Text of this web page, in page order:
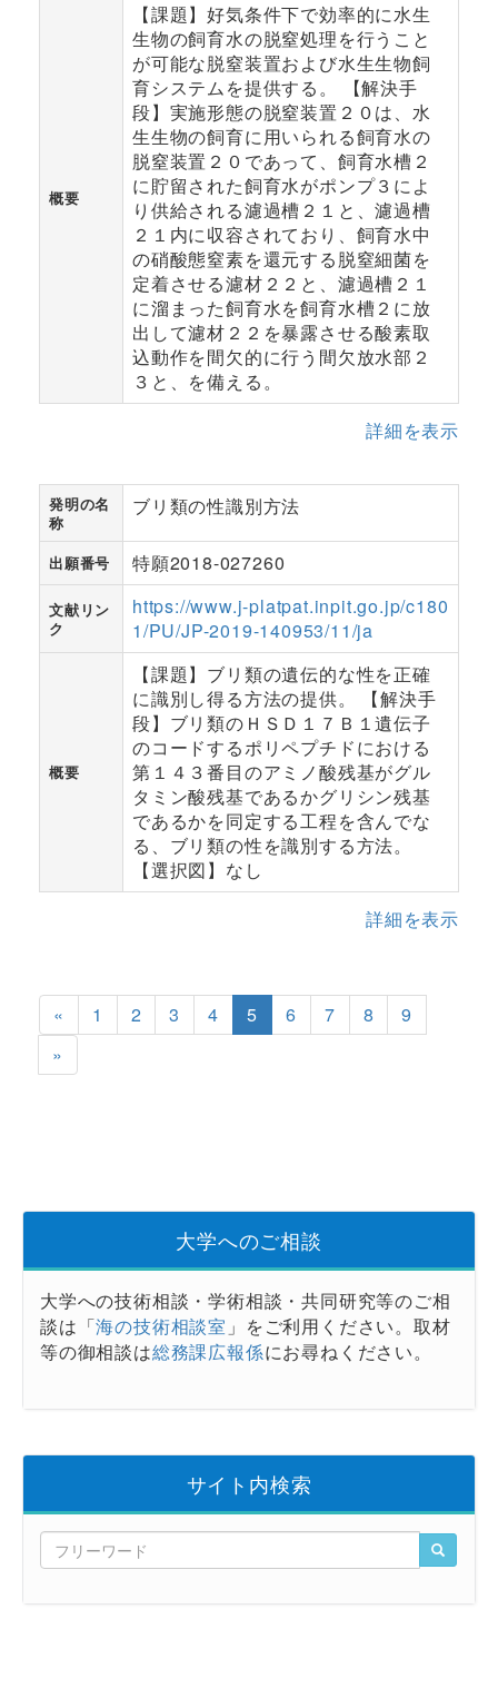
概要
【課題】好気条件下で効率的に水生
生物の飼育水の脱窒処理を行うこと
が可能な脱窒装置および水生生物飼
育システムを提供する。 【解決手
段】実施形態の脱窒装置２０は、水
生生物の飼育に用いられる飼育水の
脱窒装置２０であって、飼育水槽２
に貯留された飼育水がポンプ３によ
り供給される濾過槽２１と、濾過槽
２１内に収容されており、飼育水中
の硝酸態窒素を還元する脱窒細菌を
定着させる濾材２２と、濾過槽２１
に溜まった飼育水を飼育水槽２に放
出して濾材２２を暴露させる酸素取
込動作を間欠的に行う間欠放水部２
３と、を備える。
詳細を表示
発明の名
称
ブリ類の性識別方法
出願番号 特願2018-027260
文献リン
ク
https://www.j-platpat.inpit.go.jp/c180
1/PU/JP-2019-140953/11/ja
概要
【課題】ブリ類の遺伝的な性を正確
に識別し得る方法の提供。 【解決手
段】ブリ類のＨＳＤ１７Ｂ１遺伝子
のコードするポリペプチドにおける
第１４３番目のアミノ酸残基がグル
タミン酸残基であるかグリシン残基
であるかを同定する工程を含んでな
る、ブリ類の性を識別する方法。
【選択図】なし
詳細を表示
« 1 2 3 4 5 6 7 8
9
»
大学へのご相談
大学への技術相談・学術相談・共同研究等のご相
談は「海の技術相談室 」をご利用ください。取材
等の御相談は総務課広報係にお尋ねください。
サイト内検索